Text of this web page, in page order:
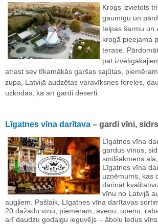
Krogs izvietots
gaumīgu un
telpas šarmu un
krogā pieejama
terase.
pat
atrast sev tīkamākās garšas sajūtas,
zupa, Latvijā audzētas varavīksnes foreles,
uzkodas, kā arī gardi deserti.
Līgatnes vīna darītava – gardi vīni,
Līgatnes vīna
gardus vīnus,
smilšakmens
Līgatnes vīna
uzņēmums, kas
darināt
vīnu no Latvijā
augļiem. Pašlaik, Līgatnes vīna darītavas
20 dažādu vīnu, piemēram, aveņu, upeņu,
arī daudzu godalgu ieguvējs – ābolu ledus vīns.